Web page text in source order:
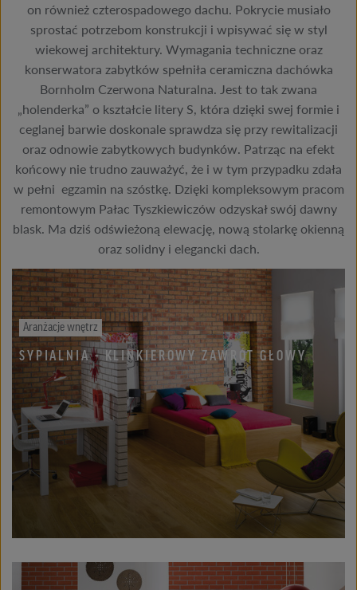
on również czterospadowego dachu. Pokrycie musiało
sprostać potrzebom konstrukcji i wpisywać się w styl
wiekowej architektury. Wymagania techniczne oraz
konserwatora zabytków spełniła ceramiczna dachówka
Bornholm Czerwona Naturalna. Jest to tak zwana
„holenderka” o kształcie litery S, która dzięki swej formie i
ceglanej barwie doskonale sprawdza się przy rewitalizacji
oraz odnowie zabytkowych budynków. Patrząc na efekt
końcowy nie trudno zauważyć, że i w tym przypadku zdała
w pełni egzamin na szóstkę. Dzięki kompleksowym pracom
remontowym Pałac Tyszkiewiczów odzyskał swój dawny
blask. Ma dziś odświeżoną elewację, nową stolarkę okienną
oraz solidny i elegancki dach.
Aranżacje wnętrz
SYPIALNIA - KLINKIEROWY ZAWRÓT GŁOWY